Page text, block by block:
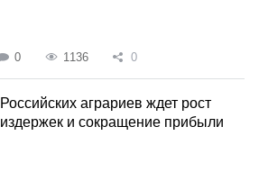
0 1136 0
Российских аграриев ждет рост
издержек и сокращение прибыли